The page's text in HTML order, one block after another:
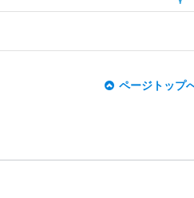
ページトップ